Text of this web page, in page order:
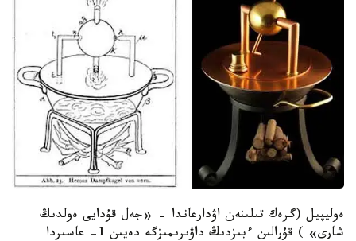
ەوليپيل (گرەك تىلىنەن اۋدارعاندا - «جەل قۇدايى ەولدىڭ
شارى» ) قۇرالىن ءبىزدىڭ داۋىرىمىزگە دەيىن 1- عاسىردا